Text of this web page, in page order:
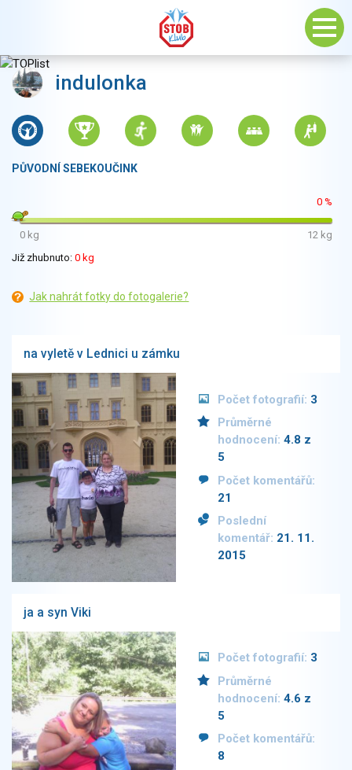
indulonka
PŮVODNÍ SEBEKOUČINK
0 %
0 kg
12 kg
Již zhubnuto: 0 kg
Jak nahrát fotky do fotogalerie?
na vyletě v Lednici u zámku
Počet fotografií: 3
Průměrné
hodnocení: 4.8 z
5
Počet komentářů:
21
Poslední
komentář: 21. 11.
2015
ja a syn Viki
Počet fotografií: 3
Průměrné
hodnocení: 4.6 z
5
Počet komentářů:
8